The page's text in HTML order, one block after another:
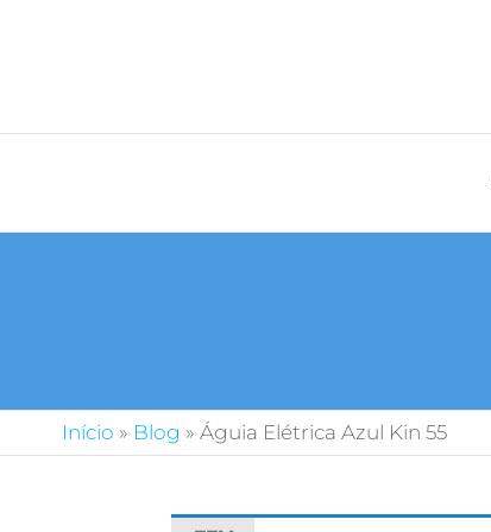
Início » Blog » Águia Elétrica Azul Kin 55